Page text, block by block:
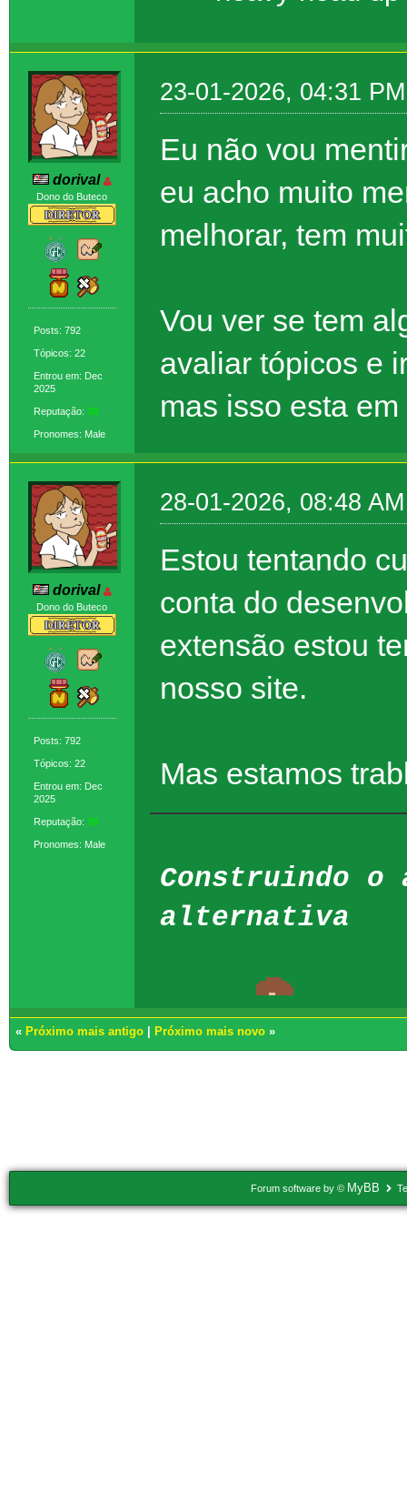
dorival
Dono do Buteco
Posts: 792
Tópicos: 22
Entrou em: Dec
2025
Reputação: 38
Pronomes: Male
23-01-2026, 04:31 PM
Eu não vou
eu acho muito
melhorar, tem
Vou ver se tem
avaliar tópicos e
mas isso esta
dorival
Dono do Buteco
Posts: 792
Tópicos: 22
Entrou em: Dec
2025
Reputação: 38
Pronomes: Male
28-01-2026, 08:48 AM
Estou tentando
conta do
extensão estou
nosso site.
Mas estamos
Construindo o
alternativa
« Próximo mais antigo Próximo mais novo »
Forum software by © MyBB